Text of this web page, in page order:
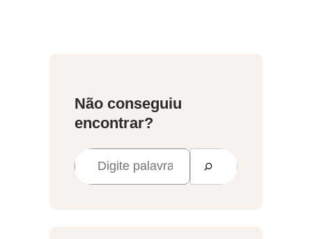
Não conseguiu
encontrar?